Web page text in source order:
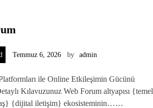
Temmuz 6, 2026 by admin
ile Online Etkileşimin Gücünü
Kılavuzunuz Web Forum altyapısı {temel
{dijital iletişim} ekosisteminin……